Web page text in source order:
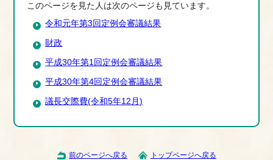
このページを見た人は次のページも見ています。
令和元年第3回定例会審議結果
財政
平成30年第1回定例会審議結果
平成30年第4回定例会審議結果
議長交際費(令和5年12月)
前のページへ戻る トップページへ戻る